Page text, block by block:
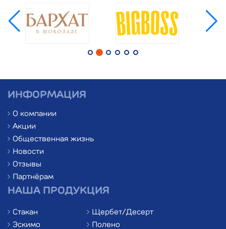
ИНФОРМАЦИЯ
О компании
Акции
Общественная жизнь
Новости
Отзывы
Партнёрам
НАША ПРОДУКЦИЯ
Стакан
Эскимо
Щербет/Десерт
Полено